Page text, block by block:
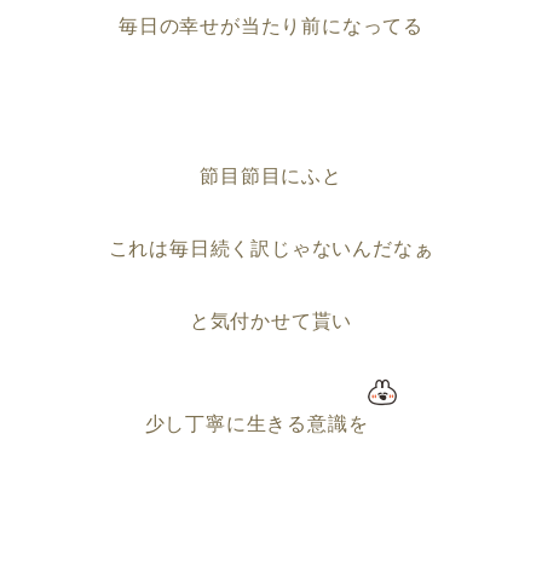
毎日の幸せが当たり前になってる
節目節目にふと
これは毎日続く訳じゃないんだなぁ
と気付かせて貰い
少し丁寧に生きる意識を